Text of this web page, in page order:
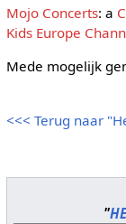
Mojo Concerts: a
Kids Europe
Mede mogelijk
<<< Terug naar
"